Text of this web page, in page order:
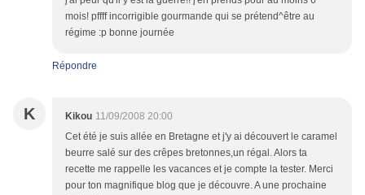
mois! pffff incorrigible gourmande qui se prétend^être au
régime :p bonne journée
Répondre
K Kikou 11/09/2008 20:00
Cet été je suis allée en Bretagne et j'y ai découvert le caramel
beurre salé sur des crêpes bretonnes,un régal. Alors ta
recette me rappelle les vacances et je compte la tester. Merci
pour ton magnifique blog que je découvre. A une prochaine